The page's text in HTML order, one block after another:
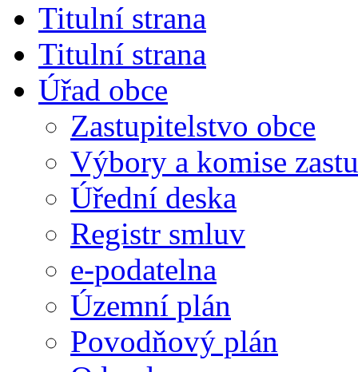
Titulní strana
Titulní strana
Úřad obce
Zastupitelstvo obce
Výbory a komise
Úřední deska
Registr smluv
e-podatelna
Územní plán
Povodňový plán